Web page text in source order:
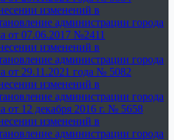
изменений в
администрации города
от 07.06.2017 №2411
изменений в
администрации города
от 29.11.2021 года № 5082
изменений в
администрации города
от 12 декабря 2016 г. № 5658
изменений в
администрации города